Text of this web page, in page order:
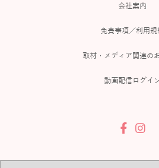
会社案内
免責事項／利用規
取材・メディア関連の
動画配信ログイ